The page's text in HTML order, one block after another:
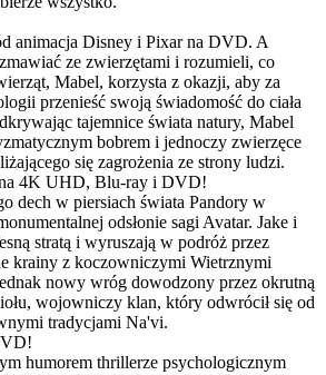
animacja Disney i Pixar na DVD. A
ze zwierzętami i rozumieli, co
Mabel, korzysta z okazji, aby za
przenieść swoją świadomość do ciała
tajemnice świata natury, Mabel
bobrem i jednoczy zwierzęce
się zagrożenia ze strony ludzi.
na 4K UHD, Blu-ray i DVD!
dech w piersiach świata Pandory w
odsłonie sagi Avatar. Jake i
stratą i wyruszają w podróż przez
krainy z koczowniczymi Wietrznymi
nowy wróg dowodzony przez okrutną
wojowniczy klan, który odwrócił się od
tradycjami Na'vi.
humorem thrillerze psychologicznym